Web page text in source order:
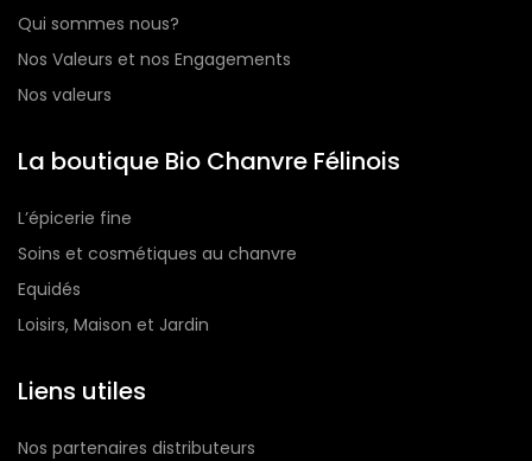
Qui sommes nous?
Nos Valeurs et nos Engagements
Nos valeurs
La boutique Bio Chanvre Félinois
L’épicerie fine
Soins et cosmétiques au chanvre
Equidés
Loisirs, Maison et Jardin
Liens utiles
Nos partenaires distributeurs